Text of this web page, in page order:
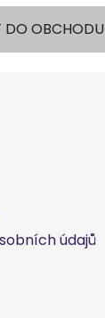
DO OBCHODU
údajů